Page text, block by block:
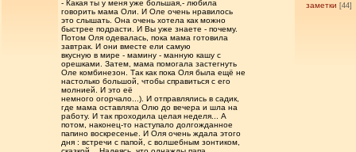
заметки [44]
- Какая ты у меня уже большая,- любила
говорить мама Оли. И Оле очень нравилось
это слышать. Она очень хотела как можно
быстрее подрасти. И Вы уже знаете - почему.
Потом Оля одевалась, пока мама готовила
завтрак. И они вместе ели самую
вкусную в мире - мамину - манную кашу с
орешками. Затем, мама помогала застегнуть
Оле комбинезон. Так как пока Оля была ещё не
настолько большой, чтобы справиться с его
молнией. И это её
немного огорчало...). И отправлялись в садик,
где мама оставляла Олю до вечера и шла на
работу. И так проходила целая неделя... А
потом, наконец-то наступало долгожданное
папино воскресенье. И Оля очень ждала этого
дня : встречи с папой, с волшебным зонтиком,